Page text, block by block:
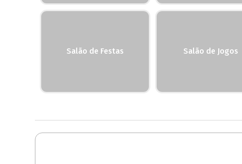
Salão de Festas Salão de Jogos